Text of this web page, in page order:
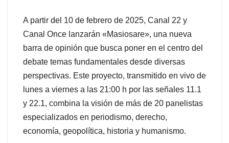
A partir del 10 de febrero de 2025, Canal 22 y
Canal Once lanzarán «Masiosare», una nueva
barra de opinión que busca poner en el centro del
debate temas fundamentales desde diversas
perspectivas. Este proyecto, transmitido en vivo de
lunes a viernes a las 21:00 h por las señales 11.1
y 22.1, combina la visión de más de 20 panelistas
especializados en periodismo, derecho,
economía, geopolítica, historia y humanismo.